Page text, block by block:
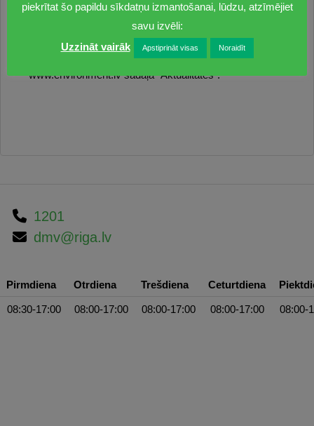
iespējams piedalīties, izmantojot šosaiti. Sanāksme
tiks ierakstīta, un ieraksts (t.sk. prezentācija) būs
pieejams līdz šī gada 20. augustam SIA “Estonian,
Latvian & Lithuanian Environment” tīmekļa vietnes
www.environment.lv sadaļā “Aktualitātes”.
1201
dmv@riga.lv
Pirmdiena Otrdiena Trešdiena Ceturtdiena
08:30-17:00 08:00-17:00 08:00-17:00 08:00-17:00 08:00-
piekrītat šo papildu sīkdatņu izmantošanai, lūdzu, atzīmējiet
savu izvēli:
Uzzināt vairāk
Apstiprināt visas Noraidīt